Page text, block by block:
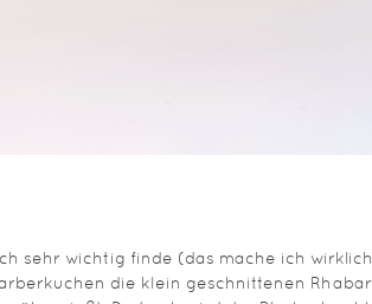
sehr wichtig finde (das mache ich
die klein geschnittenen